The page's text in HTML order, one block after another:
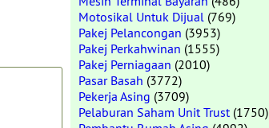
Motosikal Untuk Dijual (769)
Pakej Pelancongan (3953)
Pakej Perkahwinan (1555)
Pakej Perniagaan (2010)
Pasar Basah (3772)
Pekerja Asing (3709)
Pelaburan Saham Unit Trust(1750)